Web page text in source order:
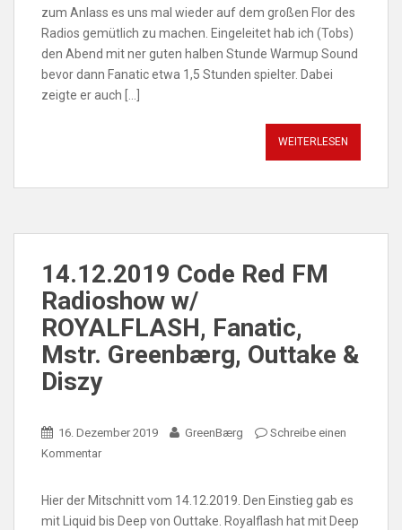
zum Anlass es uns mal wieder auf dem großen Flor des
Radios gemütlich zu machen. Eingeleitet hab ich (Tobs)
den Abend mit ner guten halben Stunde Warmup Sound
bevor dann Fanatic etwa 1,5 Stunden spielter. Dabei
zeigte er auch […]
WEITERLESEN
14.12.2019 Code Red FM
Radioshow w/
ROYALFLASH, Fanatic,
Mstr. Greenbærg, Outtake &
Diszy
16. Dezember 2019 GreenBærg
Schreibe einen
Kommentar
Hier der Mitschnitt vom 14.12.2019. Den Einstieg gab es
mit Liquid bis Deep von Outtake. Royalflash hat mit Deep